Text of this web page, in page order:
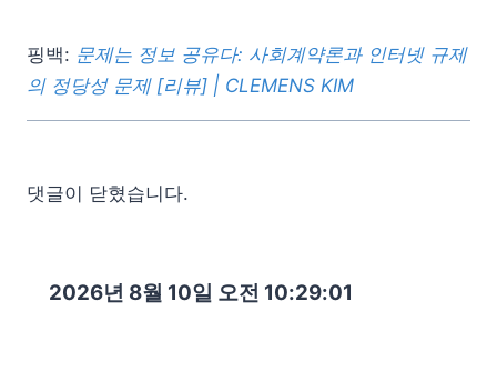
핑백: 문제는 정보 공유다: 사회계약론과 인터넷 규제
의 정당성 문제 [리뷰] | CLEMENS KIM
댓글이 닫혔습니다.
2026년 8월 10일 오전 10:29:02